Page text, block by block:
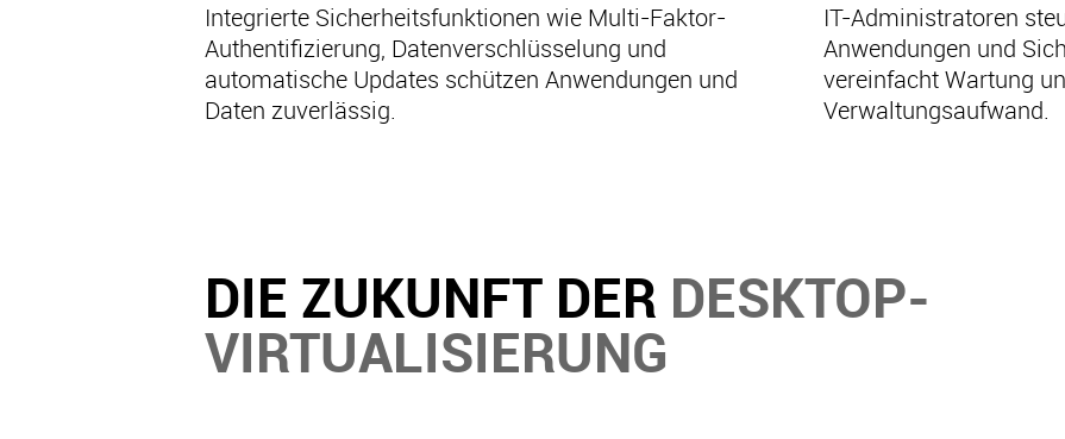
Integrierte Sicherheitsfunktionen wie Multi-Faktor-
Authentifizierung, Datenverschlüsselung und
automatische Updates schützen Anwendungen und
Daten zuverlässig.
IT-Administratoren
Anwendungen und
vereinfacht Wartung
Verwaltungsaufwand.
DIE ZUKUNFT DER DESKTOP-
VIRTUALISIERUNG